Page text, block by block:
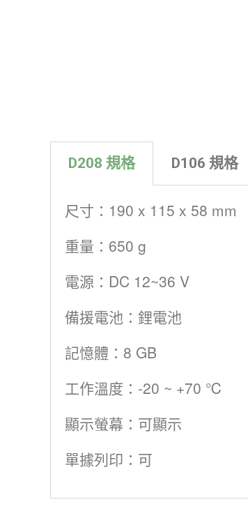
D208 規格 D106 規格
尺寸：190 x 115 x 58 mm
重量：650 g
電源：DC 12~36 V
備援電池：鋰電池
記憶體：8 GB
工作溫度：-20 ~ +70 ℃
顯示螢幕：可顯示
單據列印：可